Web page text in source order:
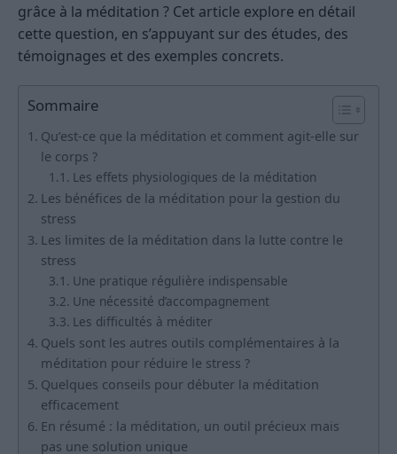
grâce à la méditation ? Cet article explore en détail
cette question, en s’appuyant sur des études, des
témoignages et des exemples concrets.
Sommaire
Qu’est-ce que la méditation et comment agit-elle sur
le corps ?
Les effets physiologiques de la méditation
Les bénéfices de la méditation pour la gestion du
stress
Les limites de la méditation dans la lutte contre le
stress
Une pratique régulière indispensable
Une nécessité d’accompagnement
Les difficultés à méditer
Quels sont les autres outils complémentaires à la
méditation pour réduire le stress ?
Quelques conseils pour débuter la méditation
efficacement
En résumé : la méditation, un outil précieux mais
pas une solution unique